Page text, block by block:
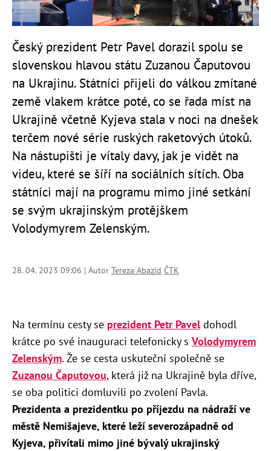
Český prezident Petr Pavel dorazil spolu se
slovenskou hlavou státu Zuzanou Čaputovou
na Ukrajinu. Státníci přijeli do válkou zmítané
země vlakem krátce poté, co se řada míst na
Ukrajině včetně Kyjeva stala v noci na dnešek
terčem nové série ruských raketových útoků.
Na nástupišti je vítaly davy, jak je vidět na
videu, které se šíří na sociálních sítích. Oba
státníci mají na programu mimo jiné setkání
se svým ukrajinským protějškem
Volodymyrem Zelenským.
28. 04. 2023 09:06 | Autor Tereza Abazid ČTK
Na termínu cesty se prezident Petr Paveldohodl
krátce po své inauguraci telefonicky s Volodymyrem
Zelenským. Že se cesta uskuteční společně se
Zuzanou Čaputovou, která již na Ukrajině byla dříve,
se oba politici domluvili po zvolení Pavla.
Prezidenta a prezidentku po příjezdu na nádraží ve
městě Nemišajeve, které leží severozápadně od
Kyjeva, přivítali mimo jiné bývalý ukrajinský